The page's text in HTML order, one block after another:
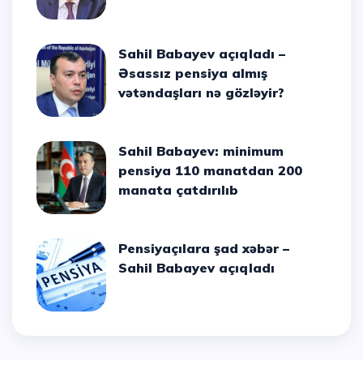
Sahil Babayev açıqladı –
Əsassız pensiya almış
vətəndaşları nə gözləyir?
Sahil Babayev: minimum
pensiya 110 manatdan 200
manata çatdırılıb
Pensiyaçılara şad xəbər –
Sahil Babayev açıqladı